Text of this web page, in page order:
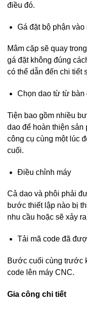
điều đó.
Gá đặt bộ phận vào
Mâm cặp sẽ quay
gá đặt không đúng
có thể dẫn đến chi tiết
Chọn dao từ từ bàn
Tiện bao gồm nhiều
dao để hoàn thiện sản
công cụ cùng một lúc
cuối.
Điều chỉnh máy
Cả dao và phôi phải
bước thiết lập nào bị
nhu cầu hoặc sẽ xảy
Tải mã code đã
Bước cuối cùng trước
code lên máy CNC.
Gia công chi tiết